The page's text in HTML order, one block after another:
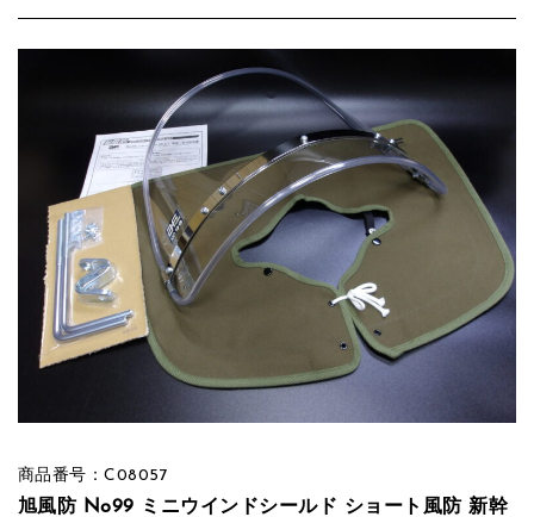
商品番号：C08057
旭風防 No99 ミニウインドシールド ショート風防 新幹